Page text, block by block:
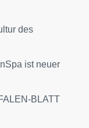
des
ist neuer
BLATT